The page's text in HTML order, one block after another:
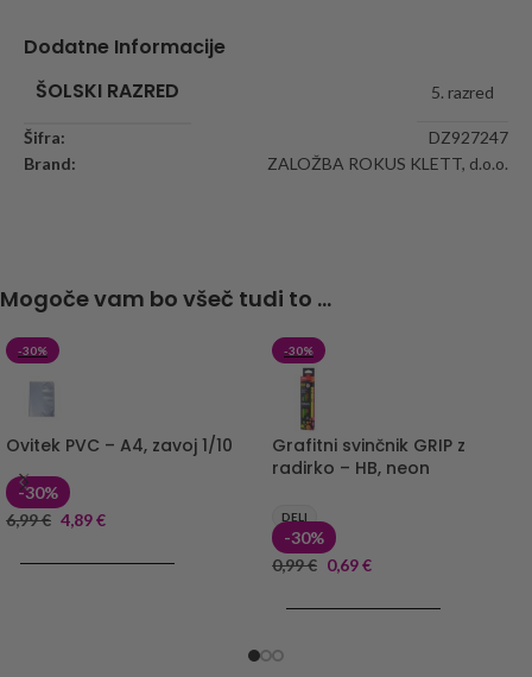
Dodatne Informacije
ŠOLSKI RAZRED
5. razred
Šifra:
DZ927247
Brand:
ZALOŽBA ROKUS KLETT, d.o.o.
Mogoče vam bo všeč tudi to ...
-30%
Ovitek PVC – A4, zavoj 1/10
-30%
6,99€ 4,89€
-30%
Grafitni svinčnik GRIP z
radirko – HB, neon
DELI
-30%
0,99€ 0,69€